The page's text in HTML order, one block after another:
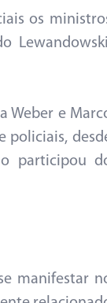
os
Weber e
policiais,
participou
manifestar